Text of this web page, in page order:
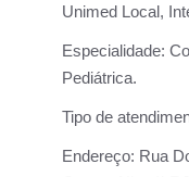
Unimed Local,
Especialidade:
Pediátrica.
Tipo de
Endereço: Rua